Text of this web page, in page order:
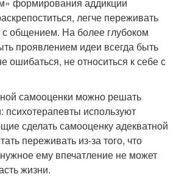
легче переживать
с общением. На более глубоком
проявлением идеи всегда быть
ошибаться, не относиться к себе с
самооценки можно решать
используют
сделать самооценку адекватной
переживать из-за того, что
ему впечатление не может
жизни.